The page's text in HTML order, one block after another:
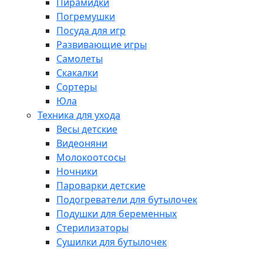
Погремушки
Посуда для игр
Развивающие игры
Самолеты
Скакалки
Сортеры
Юла
Техника для ухода
Весы детские
Видеоняни
Молокоотсосы
Ночники
Пароварки детские
Подогреватели для бутылочек
Подушки для беременных
Стерилизаторы
Сушилки для бутылочек